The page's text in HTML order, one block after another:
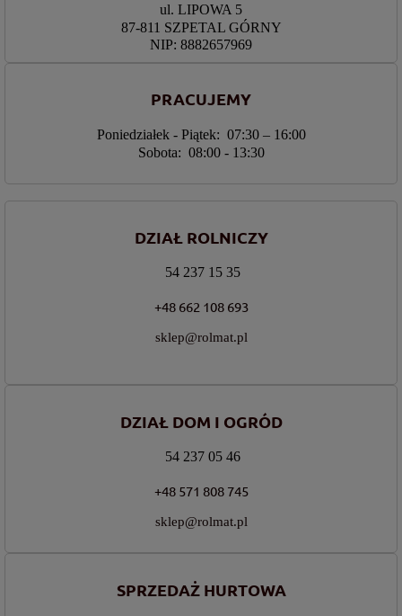
ul. LIPOWA 5
87-811 SZPETAL GÓRNY
NIP: 8882657969
PRACUJEMY
Poniedziałek - Piątek: 07:30 – 16:00
Sobota: 08:00 - 13:30
DZIAŁ ROLNICZY
54 237 15 35
+48 662 108 693
sklep@rolmat.pl
DZIAŁ DOM I OGRÓD
54 237 05 46
+48 571 808 745
sklep@rolmat.pl
SPRZEDAŻ HURTOWA